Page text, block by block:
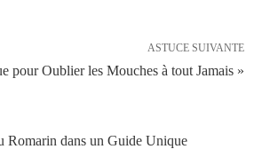
ASTUCE SUIVANTE
pour Oublier les Mouches à tout Jamais »
Romarin dans un Guide Unique